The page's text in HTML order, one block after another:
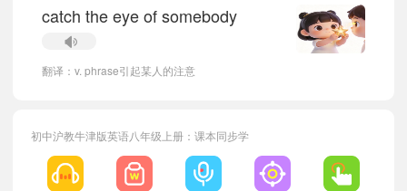
catch the eye of somebody
翻译：v. phrase引起某人的注意
初中沪教牛津版英语八年级上册：课本同步学
小宝364090 正在学习